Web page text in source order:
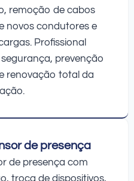
remoção de cabos
novos condutores e
Profissional
prevenção
renovação total da
de presença
de presença com
troca de dispositivos,